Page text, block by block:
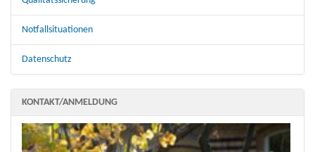
Notfallsituationen
Datenschutz
KONTAKT/ANMELDUNG